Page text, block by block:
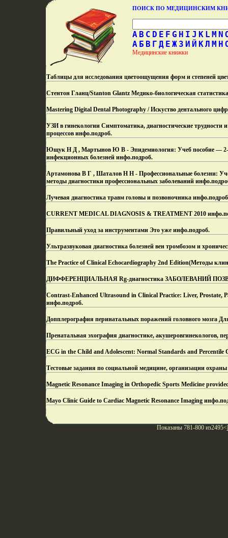
ПОИСК ПО МЕДИЦИНСКИМ
A B C D E F G H I J K L M N
А Б В Г Д Е Ж З И Й КЛ М Н
Медицинские книжки
Таблицы для исследования цветоощущения форм и степеней
Стентон Гланц/Stanton Glantz Медико-биологическая
Mastering Digital Dental Photography / Искуство дентального
УЗИ в гинекологии Симптоматика, диагностические трудности
процессов инфо.подроб.
Ющук Н Д , Мартынов Ю В - Эпидемиология: Учеб пособие — 2-е
инфекционных болезней инфо.подроб.
Артамонова В Г , Шаталов Н Н - Профессиональные болезни:
методы диагностики профессиональных заболеваний инфо.
Лучевая диагностика травм головы и позвоночника инфо.
CURRENT MEDICAL DIAGNOSIS & TREATMENT 2010 инфо.
Правильный уход за инструментами Это уже инфо.подроб.
Ультразвуковая диагностика болезней вен тромбозом и
The Practice of Clinical Echocardiography 2nd Edition(Методы
ДИФФЕРЕНЦИАЛЬНАЯ Rg-диагностика ЗАБОЛЕВАНИЙ
Contrast-Enhanced Ultrasound in Clinical Practice: Liver, Prostate,
инфо.подроб.
Допплерография перинатальных поражений головного мозга
Пренатальная эхография диагностике, акушеровгинекологов,
ECG in the Child and Adolescent: Normal Standards and
Тестовые задания по социальной медицине, организации
Magnetic Resonance Imaging in Orthopedic Sports Medicine
Mayo Clinic Guide to Cardiac Magnetic Resonance Imaging инфо.
Показаны 781-800 из2495<